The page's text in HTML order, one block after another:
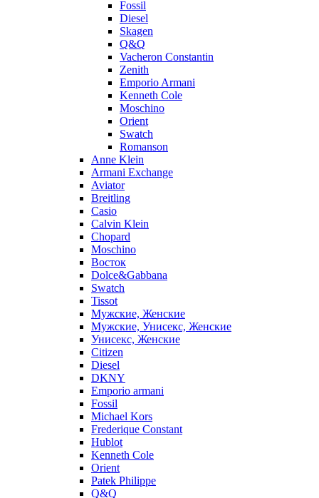
Fossil
Diesel
Skagen
Q&Q
Vacheron Constantin
Zenith
Emporio Armani
Kenneth Cole
Moschino
Orient
Swatch
Romanson
Anne Klein
Armani Exchange
Aviator
Breitling
Casio
Calvin Klein
Chopard
Moschino
Восток
Dolce&Gabbana
Swatch
Tissot
Мужские, Женские
Мужские, Унисекс, Женские
Унисекс, Женские
Citizen
Diesel
DKNY
Emporio armani
Fossil
Michael Kors
Frederique Constant
Hublot
Kenneth Cole
Orient
Patek Philippe
Q&Q